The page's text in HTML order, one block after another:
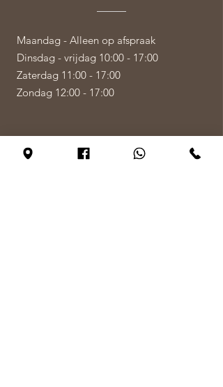
Maandag - Alleen op afspraak
Dinsdag - vrijdag 10:00 - 17:00
Zaterdag 11:00 - 17:00
Zondag 12:00 - 17:00